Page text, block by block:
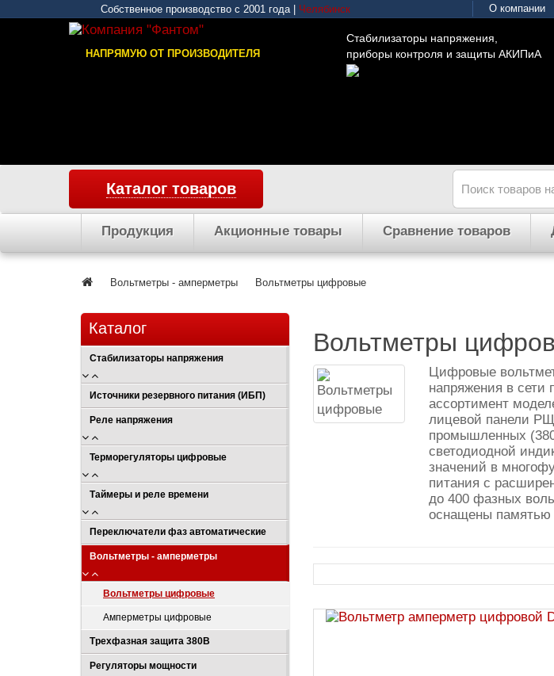
Собственное производство с 2001 года | Челябинск О компании
НАПРЯМУЮ ОТ ПРОИЗВОДИТЕЛЯ
Стабилизаторы напряжения,
приборы контроля и защиты АКИПиА
Каталог товаров
Продукция Акционные товары Сравнение товаров
Вольтметры - амперметры Вольтметры цифровые
Каталог
Стабилизаторы напряжения
Источники резервного питания (ИБП)
Реле напряжения
Терморегуляторы цифровые
Таймеры и реле времени
Переключатели фаз автоматические
Вольтметры - амперметры
Вольтметры цифровые
Амперметры цифровые
Трехфазная защита 380В
Регуляторы мощности
Вольтметры
Цифровые
напряжения в сети
ассортимент
лицевой панели
промышленных
светодиодной
значений в
питания с
до 400 фазных
оснащены памятью